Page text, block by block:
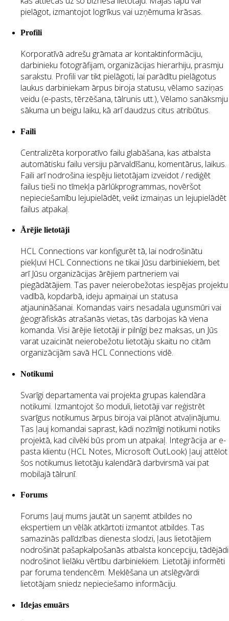
pielāgot, izmantojot logrīkus vai uzņēmuma krāsas.
Profili
Korporatīvā adrešu grāmata ar kontaktinformāciju,
darbinieku fotogrāfijam, organizācijas hierarhiju, prasmju
sarakstu. Profili var tikt pielāgoti, lai parādītu pielāgotus
laukus darbiniekam ārpus biroja statusu, vēlamo saziņas
veidu (e-pasts, tērzēšana, tālrunis utt.), Vēlamo sanāksmju
sākuma un beigu laiku, kā arī daudzus citus atribūtus.
Faili
Centralizēta korporatīvo failu glabāšana, kas atbalsta
automātisku failu versiju pārvaldīšanu, komentārus, laikus.
Faili arī nodrošina iespēju lietotājam izveidot / rediģēt
failus tieši no tīmekļa pārlūkprogrammas, novēršot
nepieciešamību lejupielādēt, veikt izmaiņas un lejupielādēt
failus atpakaļ.
Ārējie lietotāji
HCL Connections var konfigurēt tā, lai nodrošinātu
piekļuvi HCL Connections ne tikai Jūsu darbiniekiem, bet
arī Jūsu organizācijas ārējiem partneriem vai
piegādātājiem. Tas paver neierobežotas iespējas projektu
vadībā, kopdarbā, ideju apmaiņai un statusa
atjaunināšanai. Komandas vairs nesadala ugunsmūri vai
ģeogrāfiskās atrašanās vietas, tās darbojas kā viena
komanda. Visi ārējie lietotāji ir pilnīgi bez maksas, un Jūs
varat uzaicināt neierobežotu lietotāju skaitu no citām
organizācijām savā HCL Connections vidē.
Notikumi
Svarīgi departamenta vai projekta grupas kalendāra
notikumi. Izmantojot šo moduli, lietotāji var reģistrēt
svarīgus notikumus ārpus biroja vai plānot atvaļinājumu.
Tas ļauj komandai saprast, kādi nozīmīgi notikumi notiks
projektā, kad cilvēki būs prom un atpakaļ. Integrācija ar e-
pasta klientu (HCL Notes, Microsoft OutLook) ļauj attēlot
šos notikumus lietotāju kalendārā darbvirsmā vai pat
mobilajā tālrunī.
Forums
Forums ļauj mums jautāt un saņemt atbildes no
ekspertiem un vēlāk atkārtoti izmantot atbildes. Tas
samazinās palīdzības dienesta slodzi, ļaus lietotājiem
nodrošināt pašapkalpošanās atbalsta koncepciju, tādējādi
nodrošinot lielāku vērtību darbiniekiem. Lietotāji informēti
par foruma tendencēm. Meklēšana un atslēgvārdi
lietotājam sniedz nepieciešamo informāciju.
Idejas emuārs